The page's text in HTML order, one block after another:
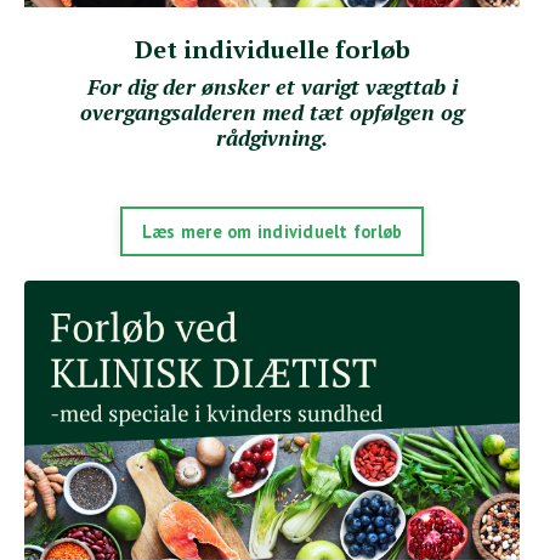
Det individuelle forløb
For dig der ønsker et varigt vægttab i
overgangsalderen med tæt opfølgen og
rådgivning.
Læs mere om individuelt forløb